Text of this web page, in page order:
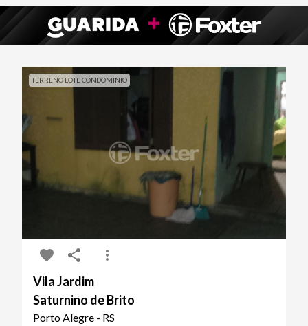
TERRENO LOTE CONDOMINIO
Vila Jardim
Saturnino de Brito
Porto Alegre - RS